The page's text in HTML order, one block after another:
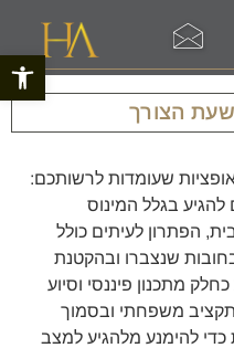
פתח
הצורך
שעומדות לרשותכם:
בגלל המינוס
הפתרון לעיתים כולל
שנצברו ובהקטנת
מתכנון פיננסי וסיוע
משפחתי ובסמוך
להימנע מלהגיע למצב